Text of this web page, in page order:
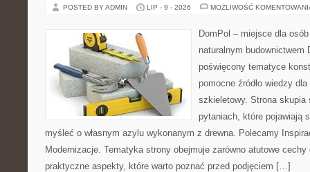
POSTED BY ADMIN LIP - 9 - 2026 MOŻLIWOŚĆ
DomPol – miejsce dla
naturalnym budownictwem
poświęcony tematyce
pomocne źródło wiedzy
szkieletowy. Strona skupia
pytaniach, które pojawiają
myśleć o własnym azylu wykonanym z drewna. Polecamy
Modernizacje. Tematyka strony obejmuje zarówno atutowe
praktyczne aspekty, które warto poznać przed podjęciem […]